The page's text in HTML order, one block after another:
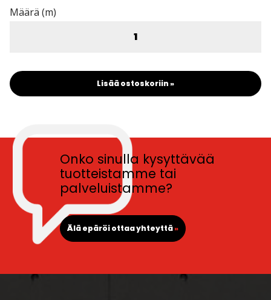
Määrä (m)
Lisää ostoskoriin »
Onko sinulla kysyttävää
tuotteistamme tai
palveluistamme?
Älä epäröi ottaa yhteyttä»